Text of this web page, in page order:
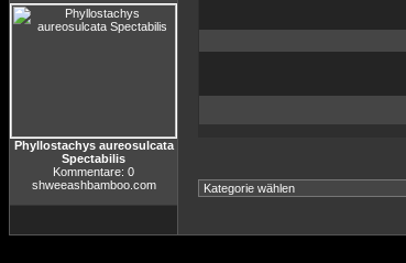
Phyllostachys aureosulcata
Spectabilis
Kommentare: 0
shweeashbamboo.com